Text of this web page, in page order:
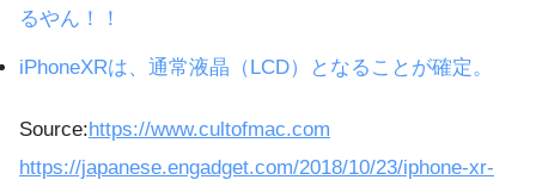
るやん！！
iPhoneXRは、通常液晶（LCD）となることが確定。
Source:https://www.cultofmac.com
https://japanese.engadget.com/2018/10/23/iphone-xr-